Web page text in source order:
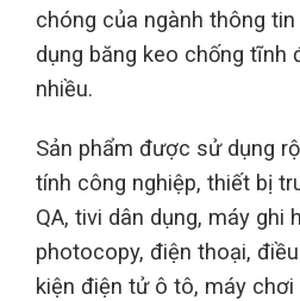
chóng của ngành thông
dụng băng keo chống tĩnh
nhiều.
Sản phẩm được sử dụng
tính công nghiệp, thiết bị
QA, tivi dân dụng, máy ghi
photocopy, điện thoại,
kiện điện tử ô tô, máy chơi